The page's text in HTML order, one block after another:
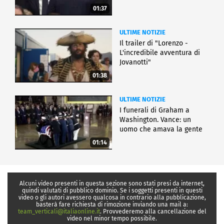
01:37
01:38
ULTIME NOTIZIE
Il trailer di "Lorenzo -
L'incredibile avventura di
Jovanotti"
01:14
ULTIME NOTIZIE
I funerali di Graham a
Washington. Vance: un
uomo che amava la gente
Alcuni video presenti in questa sezione sono stati presi da internet,
quindi valutati di pubblico dominio. Se i soggetti presenti in questi
video o gli autori avessero qualcosa in contrario alla pubblicazione,
basterà fare richiesta di rimozione inviando una mail a:
team_verticali@italiaonline.it. Provvederemo alla cancellazione del
video nel minor tempo possibile.